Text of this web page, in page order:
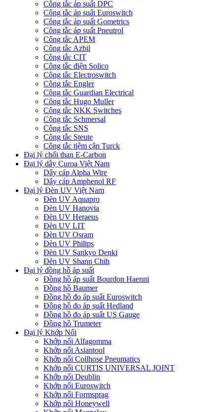
Công tắc áp suất DPC
Công tắc áp suất Euroswitch
Công tắc áp suất Gometrics
Công tắc áp suất Pneutrol
Công tắc APEM
Công tắc Azbil
Công tắc CIT
Công tắc điện Solico
Công tắc Electroswitch
Công tắc Engler
Công tắc Guardian Electrical
Công tắc Hugo Muller
Công tắc NKK Switches
Công tắc Schmersal
Công tắc SNS
Công tắc Steute
Công tắc tiệm cận Turck
Đại lý chổi than E-Carbon
Đại lý dây Curoa Việt Nam
Dây cáp Alpha Wire
Dây cáp Amphenol RF
Đại lý Đèn UV Việt Nam
Đèn UV Aquapro
Đèn UV Hanovia
Đèn UV Heraeus
Đèn UV LIT
Đèn UV Osram
Đèn UV Philips
Đèn UV Sankyo Denki
Đèn UV Shann Chih
Đại lý đồng hồ áp suất
Đồng hồ áp suất Bourdon Haenni
Đồng hồ Baumer
Đồng hồ đo áp suất Euroswitch
Đồng hồ đo áp suất Hedland
Đồng hồ đo áp suất US Gauge
Đồng hồ Trumeter
Đại lý Khớp Nối
Khớp nối Alfagomma
Khớp nối Asiantool
Khớp nối Coilhose Pneumatics
Khớp nối CURTIS UNIVERSAL JOINT
Khớp nối Deublin
Khớp nối Euroswitch
Khớp nối Formsprag
Khớp nối Honeywell